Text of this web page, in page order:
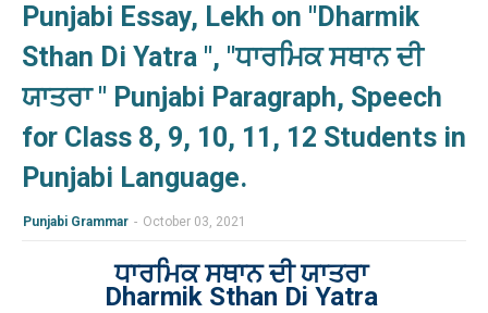
Punjabi Essay, Lekh on "Dharmik
Sthan Di Yatra ", "ਧਾਰਮਿਕ ਸਥਾਨ ਦੀ
ਯਾਤਰਾ " Punjabi Paragraph, Speech
for Class 8, 9, 10, 11, 12 Students in
Punjabi Language.
Punjabi Grammar - October 03, 2021
ਧਾਰਮਿਕ ਸਥਾਨ ਦੀ ਯਾਤਰਾ
Dharmik Sthan Di Yatra